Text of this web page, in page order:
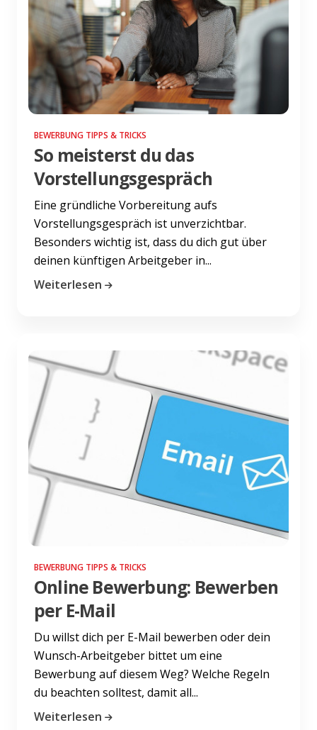
BEWERBUNG TIPPS & TRICKS
So meisterst du das
Vorstellungsgespräch
Eine gründliche Vorbereitung aufs
Vorstellungsgespräch ist unverzichtbar.
Besonders wichtig ist, dass du dich gut über
deinen künftigen Arbeitgeber in...
Weiterlesen
BEWERBUNG TIPPS & TRICKS
Online Bewerbung: Bewerben
per E-Mail
Du willst dich per E-Mail bewerben oder dein
Wunsch-Arbeitgeber bittet um eine
Bewerbung auf diesem Weg? Welche Regeln
du beachten solltest, damit all...
Weiterlesen